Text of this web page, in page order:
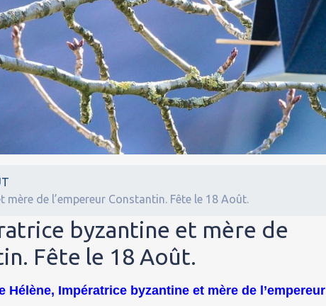
de l’empereur Constantin. Fête le 18 Août.
byzantine et mère de
Fête le 18 Août.
Hélène, Impératrice byzantine et mère de l’empereur